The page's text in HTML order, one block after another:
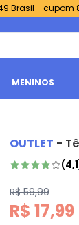
Brasil - cupom
MENINOS
OUTLET -
(4,1
R$ 59,99
R$ 17,99